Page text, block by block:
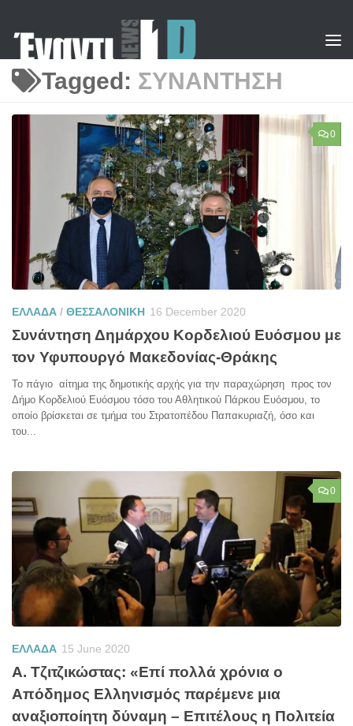
Tagged: ΣΥΝΑΝΤΗΣΗ
0
ΕΛΛΑΔΑ / ΘΕΣΣΑΛΟΝΙΚΗ 16 December 2020
Συνάντηση Δημάρχου Κορδελιού Ευόσμου με
τον Υφυπουργό Μακεδονίας-Θράκης
Το πάγιο αίτημα της δημοτικής αρχής για την παραχώρηση προς τον
Δήμο Κορδελιού Ευόσμου τόσο του Αθλητικού Πάρκου Ευόσμου, το
οποίο βρίσκεται σε τμήμα του Στρατοπέδου Παπακυριαζή, όσο και
του...
0
ΕΛΛΑΔΑ 15 June 2020
Α. Τζιτζικώστας: «Επί πολλά χρόνια ο
Απόδημος Ελληνισμός παρέμενε μια
αναξιοποίητη δύναμη – Επιτέλους η Πολιτεία